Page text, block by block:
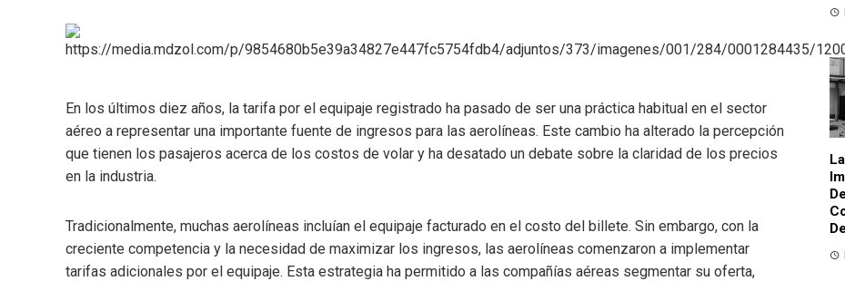
En los últimos diez años, la tarifa por el equipaje registrado ha pasado de ser una práctica habitual en el sector
aéreo a representar una importante fuente de ingresos para las aerolíneas. Este cambio ha alterado la percepción
que tienen los pasajeros acerca de los costos de volar y ha desatado un debate sobre la claridad de los precios
en la industria.
Tradicionalmente, muchas aerolíneas incluían el equipaje facturado en el costo del billete. Sin embargo, con la
creciente competencia y la necesidad de maximizar los ingresos, las aerolíneas comenzaron a implementar
tarifas adicionales por el equipaje. Esta estrategia ha permitido a las compañías aéreas segmentar su oferta,